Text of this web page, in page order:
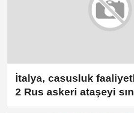
İtalya, casusluk
2 Rus askeri ataşeyi
kararı aldı